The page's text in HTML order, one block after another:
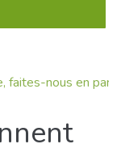
nous en part !